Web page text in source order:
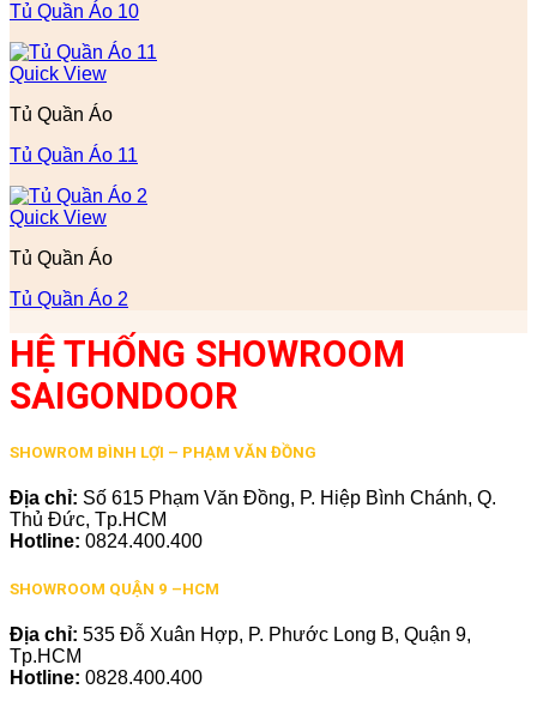
Tủ Quần Áo 10
Quick View
Tủ Quần Áo
Tủ Quần Áo 11
Quick View
Tủ Quần Áo
Tủ Quần Áo 2
HỆ THỐNG SHOWROOM
SAIGONDOOR
SHOWROM BÌNH LỢI – PHẠM VĂN ĐỒNG
Địa chỉ: Số 615 Phạm Văn Đồng, P. Hiệp Bình Chánh, Q.
Thủ Đức, Tp.HCM
Hotline: 0824.400.400
SHOWROOM QUẬN 9 –HCM
Địa chỉ: 535 Đỗ Xuân Hợp, P. Phước Long B, Quận 9,
Tp.HCM
Hotline: 0828.400.400